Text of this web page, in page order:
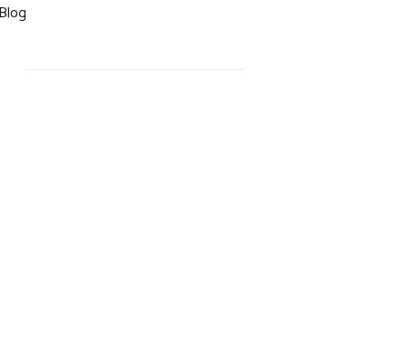
Blog